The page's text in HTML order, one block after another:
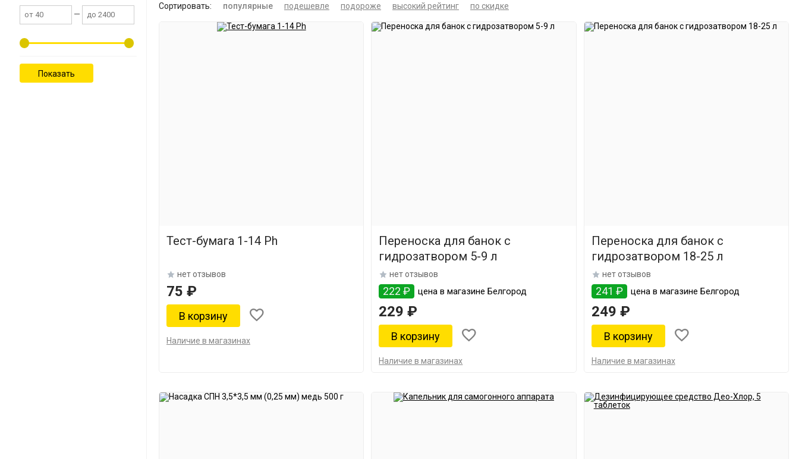
—
Сортировать: популярные подешевле подороже высокий рейтинг по скидке
Тест-бумага 1-14 Ph
нет отзывов
75 ₽
Наличие в магазинах
Переноска для банок с
гидрозатвором 5-9 л
нет отзывов
222 ₽ цена в магазине Белгород
229 ₽
Наличие в магазинах
Переноска для банок с
гидрозатвором 18-25 л
нет отзывов
241 ₽ цена в магазине Белгород
249 ₽
Наличие в магазинах